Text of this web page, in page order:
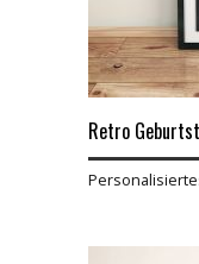
Retro